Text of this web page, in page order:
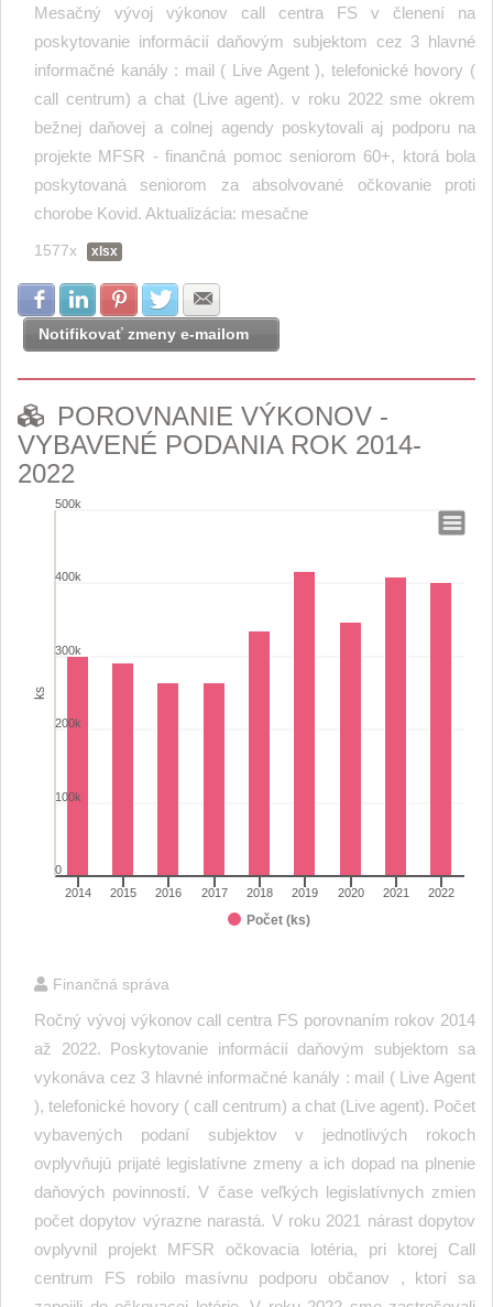
Mesačný vývoj výkonov call centra FS v členení na
poskytovanie informácií daňovým subjektom cez 3 hlavné
informačné kanály : mail ( Live Agent ), telefonické hovory (
call centrum) a chat (Live agent). v roku 2022 sme okrem
bežnej daňovej a colnej agendy poskytovali aj podporu na
projekte MFSR - finančná pomoc seniorom 60+, ktorá bola
poskytovaná seniorom za absolvované očkovanie proti
chorobe Kovid. Aktualizácia: mesačne
1577x xlsx
Zdielať na Facebook
Zdielať na LinkedIn
Zdielať na Pinterest
Zdielať na Twitter
Notifikovať zmeny e-mailom
POROVNANIE VÝKONOV -
VYBAVENÉ PODANIA ROK 2014-
2022
POROVNANIE VÝKONOV -VYBAVENÉ PODANIA
The chart has 1 Y axis displaying ks. Range: 0 to 500000.
ks
Počet (ks)
2014 2015 2016 2017 2018 2019 2020 2021 2022
0
100k
200k
300k
400k
500k
Finančná správa
Ročný vývoj výkonov call centra FS porovnaním rokov 2014
až 2022. Poskytovanie informácií daňovým subjektom sa
vykonáva cez 3 hlavné informačné kanály : mail ( Live Agent
), telefonické hovory ( call centrum) a chat (Live agent). Počet
vybavených podaní subjektov v jednotlivých rokoch
ovplyvňujú prijaté legislatívne zmeny a ich dopad na plnenie
daňových povinností. V čase veľkých legislatívnych zmien
počet dopytov výrazne narastá. V roku 2021 nárast dopytov
ovplyvnil projekt MFSR očkovacia lotéria, pri ktorej Call
centrum FS robilo masívnu podporu občanov , ktorí sa